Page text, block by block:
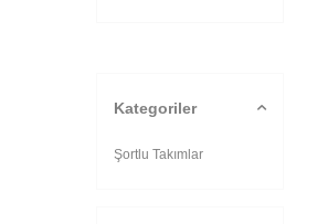
Kategoriler
Şortlu Takımlar